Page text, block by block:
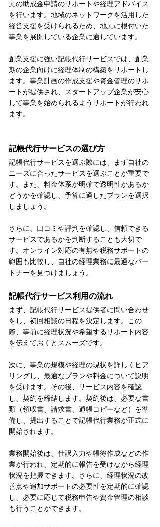
元の助成金申請のサポートや経理アドバイス
を行います。地域のネットワークを活用した
経営支援を受けられるため、地元に根付いた
事業を展開している企業に適しています。
創業支援に強い記帳代行サービスでは、創業
期の企業向けに経理体制の構築をサポートし
ます。事業計画の作成支援や資金管理のサポ
ートが提供され、スタートアップ企業が安心
して事業を始められるようサポートが行われ
ます。
記帳代行サービスの選び方
記帳代行サービスを選ぶ際には、まず自社の
ニーズに合ったサービスを選ぶことが重要で
す。また、料金体系が明確で透明性があるか
どうかを確認し、予算に適したプランを選択
しましょう。
さらに、口コミや評判を確認し、信頼できる
サービスであるかを判断することも大切で
す。オンライン対応の有無や税務サポートの
範囲も比較し、自社の経理業務に最適なパー
トナーを見つけましょう。
記帳代行サービス利用の流れ
まず、記帳代行サービス提供者に問い合わせ
をし、初回相談の日程を決定します。この
際、事前に経理状況や希望するサポート内容
を伝えておくとスムーズです。
次に、事業の規模や経理の現状を詳しくヒア
リングし、最適なプランや料金について説明
を受けます。その後、サービス内容を確認
し、契約を締結します。契約後は、必要な書
類（領収書、請求書、通帳コピーなど）を準
備し、提出することで記帳代行業務が正式に
開始されます。
業務開始後は、仕訳入力や帳簿作成などの作
業が行われ、定期的に報告を受けながら経理
状況を把握できます。さらに、経理状況の改
善点や追加サポートの必要性を定期的に確認
し、必要に応じて税務申告や資金管理の相談
も行うことができます。